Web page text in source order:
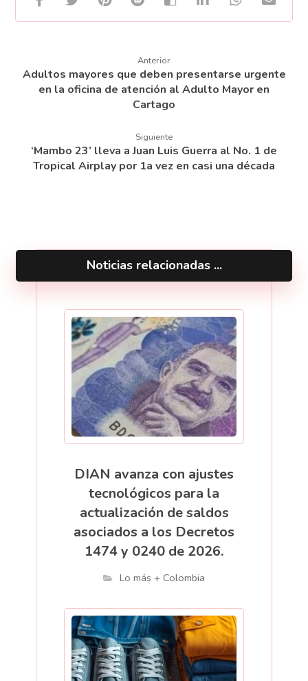
Anterior
Adultos mayores que deben presentarse urgente
en la oficina de atención al Adulto Mayor en
Cartago
Siguiente
‘Mambo 23’ lleva a Juan Luis Guerra al No. 1 de
Tropical Airplay por 1a vez en casi una década
Noticias relacionadas ...
DIAN avanza con ajustes
tecnológicos para la
actualización de saldos
asociados a los Decretos
1474 y 0240 de 2026.
Lo más + Colombia